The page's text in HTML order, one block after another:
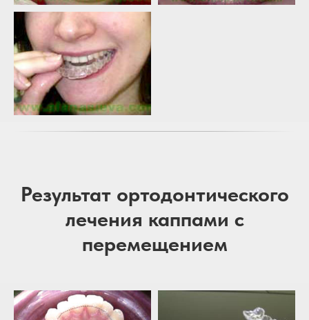
Результат ортодонтического
лечения каппами с
перемещением